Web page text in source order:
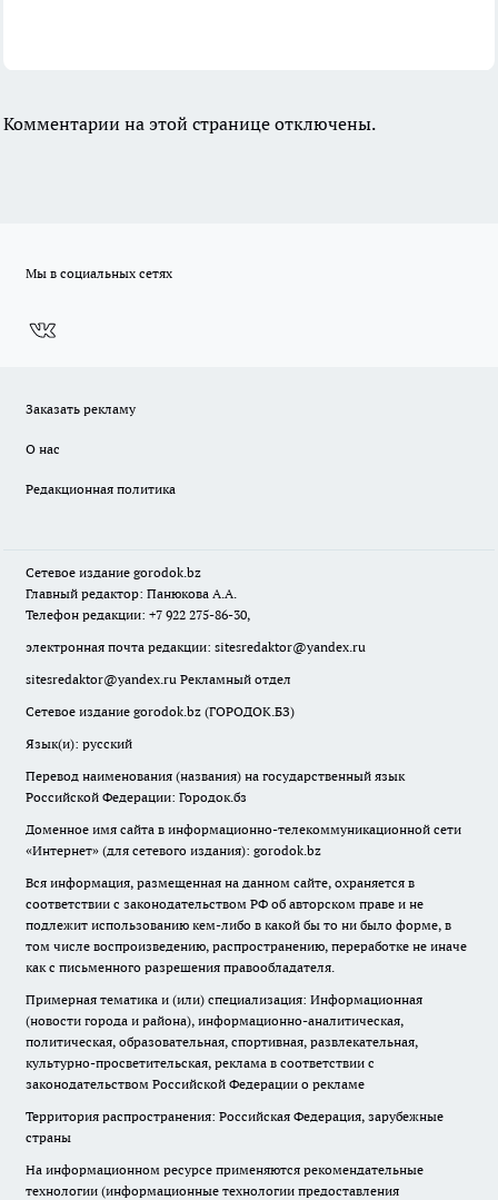
Комментарии на этой странице отключены.
Мы в социальных сетях
Заказать рекламу
О нас
Редакционная политика
Сетевое издание gorodok.bz
Главный редактор: Панюкова А.А.
Телефон редакции: +7 922 275-86-30,
электронная почта редакции: sitesredaktor@yandex.ru
sitesredaktor@yandex.ru Рекламный отдел
Сетевое издание gorodok.bz (ГОРОДОК.БЗ)
Язык(и): русский
Перевод наименования (названия) на государственный язык
Российской Федерации: Городок.бз
Доменное имя сайта в информационно-телекоммуникационной сети
«Интернет» (для сетевого издания): gorodok.bz
Вся информация, размещенная на данном сайте, охраняется в
соответствии с законодательством РФ об авторском праве и не
подлежит использованию кем-либо в какой бы то ни было форме, в
том числе воспроизведению, распространению, переработке не иначе
как с письменного разрешения правообладателя.
Примерная тематика и (или) специализация: Информационная
(новости города и района), информационно-аналитическая,
политическая, образовательная, спортивная, развлекательная,
культурно-просветительская, реклама в соответствии с
законодательством Российской Федерации о рекламе
Территория распространения: Российская Федерация, зарубежные
страны
На информационном ресурсе применяются рекомендательные
технологии (информационные технологии предоставления